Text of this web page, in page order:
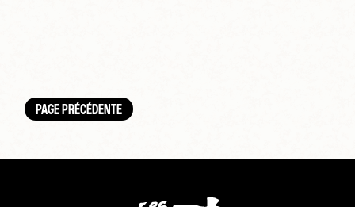
PAGE PRÉCÉDENTE